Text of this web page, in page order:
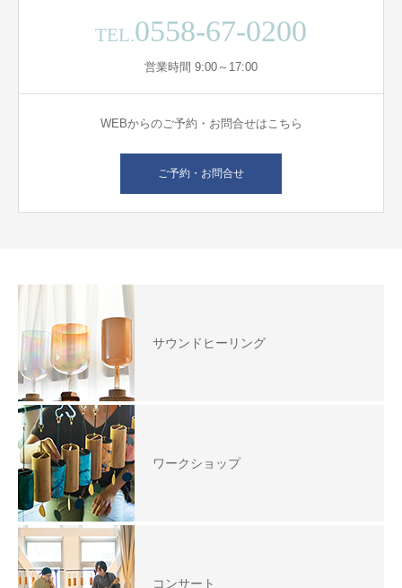
TEL.0558-67-0200
営業時間 9:00～17:00
WEBからのご予約・お問合せはこちら
ご予約・お問合せ
サウンドヒーリング
ワークショップ
コンサート